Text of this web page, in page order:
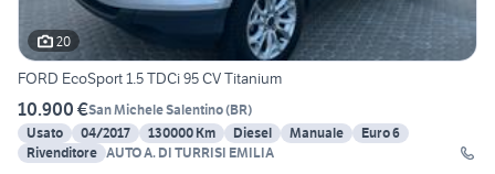
20
FORD EcoSport 1.5 TDCi 95 CV Titanium
10.900 €San Michele Salentino(BR)
Usato
04/2017 130000 Km Diesel Manuale
Euro 6
Rivenditore AUTO A. DI TURRISI EMILIA